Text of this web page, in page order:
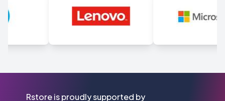
Rstore is proudly supported by